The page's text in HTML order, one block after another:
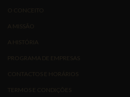
O CONCEITO
A MISSÃO
A HISTÓRIA
PROGRAMA DE EMPRESAS
CONTACTOS E HORÁRIOS
TERMOS E CONDIÇÕES